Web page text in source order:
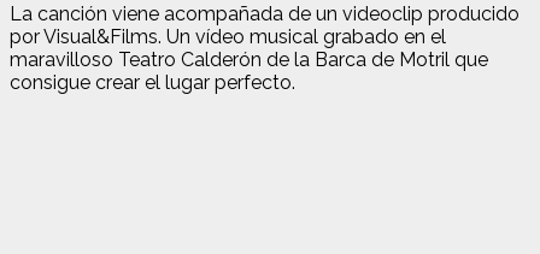
La canción viene acompañada de un videoclip producido
por Visual&Films. Un vídeo musical grabado en el
maravilloso Teatro Calderón de la Barca de Motril que
consigue crear el lugar perfecto.